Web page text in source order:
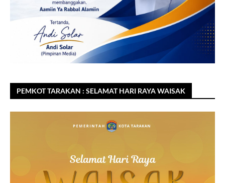
PEMKOT TARAKAN : SELAMAT HARI RAYA WAISAK